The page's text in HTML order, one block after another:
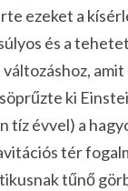
ezeket a
és a
amit
ki
tíz évvel) a
tér
tűnő